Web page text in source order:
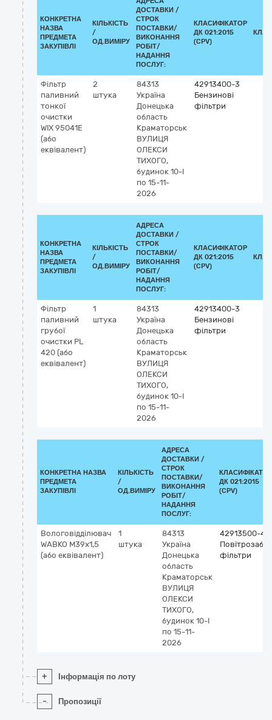
КОНКРЕТНА
НАЗВА
ПРЕДМЕТА
ЗАКУПІВЛІ
КІЛЬКІСТЬ
/
ОД.ВИМІРУ
ДОСТАВКИ /
СТРОК
ПОСТАВКИ/
ВИКОНАННЯ
РОБІТ/
НАДАННЯ
ПОСЛУГ:
КЛАСИФІКАТОР
ДК 021:2015
(CPV)
Фільтр
паливний
тонкої
очистки
WIX 95041E
(або
еквівалент)
2
штука
84313
Україна
Донецька
область
Краматорськ
ВУЛИЦЯ
ОЛЕКСИ
ТИХОГО,
будинок 10-І
по 15-11-
2026
42913400-3
Бензинові
фільтри
КОНКРЕТНА
НАЗВА
ПРЕДМЕТА
ЗАКУПІВЛІ
КІЛЬКІСТЬ
/
ОД.ВИМІРУ
АДРЕСА
ДОСТАВКИ /
СТРОК
ПОСТАВКИ/
ВИКОНАННЯ
РОБІТ/
НАДАННЯ
ПОСЛУГ:
КЛАСИФІКАТОР
ДК 021:2015
(CPV)
Фільтр
паливний
грубої
очистки PL
420 (або
еквівалент)
1
штука
84313
Україна
Донецька
область
Краматорськ
ВУЛИЦЯ
ОЛЕКСИ
ТИХОГО,
будинок 10-І
по 15-11-
2026
42913400-3
Бензинові
фільтри
КОНКРЕТНА НАЗВА
ПРЕДМЕТА
ЗАКУПІВЛІ
КІЛЬКІСТЬ
/
ОД.ВИМІРУ
АДРЕСА
ДОСТАВКИ /
СТРОК
ПОСТАВКИ/
ВИКОНАННЯ
РОБІТ/
НАДАННЯ
ПОСЛУГ:
КЛАСИФІКАТОР
ДК 021:2015
(CPV)
Вологовідділювач
WABKO M39x1,5
(або еквівалент)
1
штука
84313
Україна
Донецька
область
Краматорськ
ВУЛИЦЯ
ОЛЕКСИ
ТИХОГО,
будинок 10-І
по 15-11-
2026
42913500-4
фільтри
+ Інформація по лоту
- Пропозиції